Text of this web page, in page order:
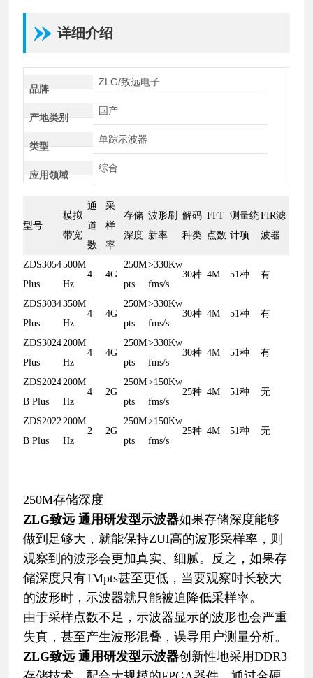
详细介绍
品牌
ZLG/致远电子
产地类别
国产
类型
单踪示波器
应用领域
综合
型号
模拟
带宽
通
道
数
采
样
率
存储
深度
波形刷
新率
解码
种类
FFT
点数
测量统
计项
FIR滤
波器
ZDS3054
Plus
500M
Hz
4 4G
250M
pts
>330Kw
fms/s
30种 4M 51种 有
ZDS3034
Plus
350M
Hz
4 4G
250M
pts
>330Kw
fms/s
30种 4M 51种 有
ZDS3024
Plus
200M
Hz
4 4G
250M
pts
>330Kw
fms/s
30种 4M 51种 有
ZDS2024
B Plus
200M
Hz
4 2G
250M
pts
>150Kw
fms/s
25种 4M 51种 无
ZDS2022
B Plus
200M
Hz
2 2G
250M
pts
>150Kw
fms/s
25种 4M 51种 无
250M存储深度
ZLG致远 通用研发型示波器如果存储深度能够
做到足够大，就能保持ZUI高的波形采样率，则
观察到的波形会更加真实、细腻。反之，如果存
储深度只有1Mpts甚至更低，当要观察时长较大
的波形时，示波器就只能被迫降低采样率。
由于采样点数不足，示波器显示的波形也会严重
失真，甚至产生波形混叠，误导用户测量分析。
ZLG致远 通用研发型示波器创新性地采用DDR3